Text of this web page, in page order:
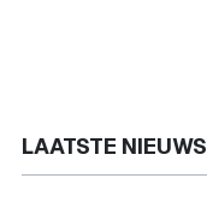
LAATSTE NIEUWS